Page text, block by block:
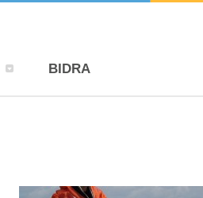
BIDRA